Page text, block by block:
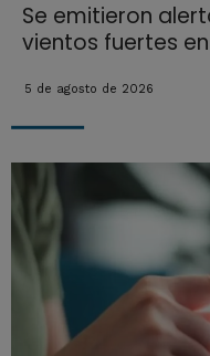
Se emitieron
vientos fuertes
5 de agosto de 2026